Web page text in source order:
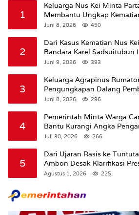
1
Keluarga Nus Kei Minta
Membantu Ungkap
Juni 8, 2026 450
2
Dari Kasus Kematian Nus
Bandara Karel Sadsuitubun
Dipertanyakan
Juni 9, 2026 393
3
Keluarga Agrapinus
Pengungkapan Dalang
Kasus ke Komisi III DPR RI
Juni 8, 2026 296
4
Pemerintah Minta Warga
Bantu Kurangi Angka
Juli 30, 2026 266
5
Dari Ujaran Rasis ke
Ambon Desak Klarifikasi
Tunda Pengibaran Bendera
Agustus 1, 2026 225